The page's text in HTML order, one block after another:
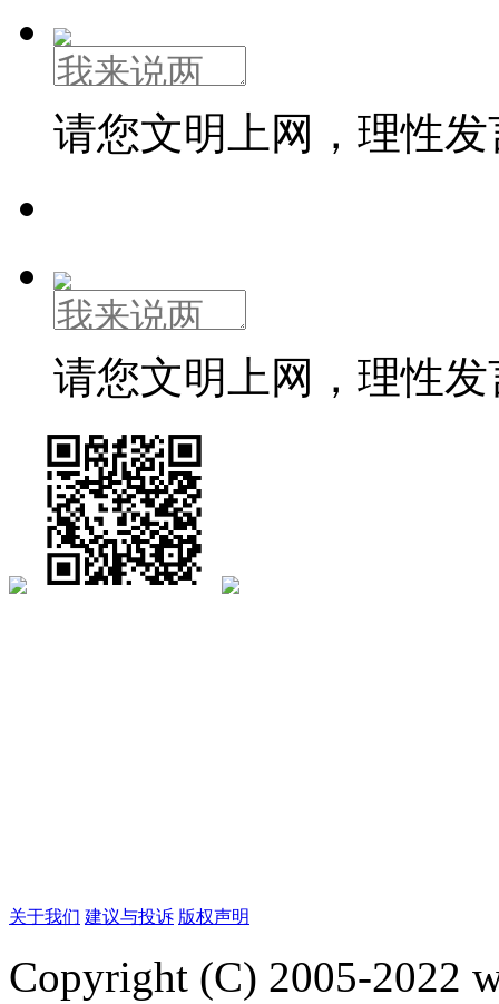
请您文明上网，理性
请您文明上网，理性
关于我们 建议与投诉 版权声明
Copyright (C) 2005-2022